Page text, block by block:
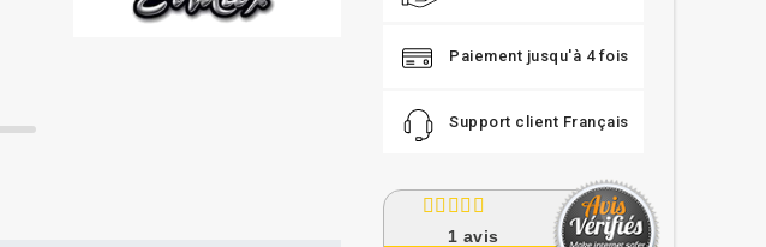
Paiement jusqu'à 4 fois
Support client Français
1 avis